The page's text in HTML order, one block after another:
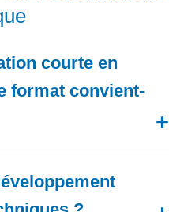
courte en
format convient-
domaine du numérique. Ce